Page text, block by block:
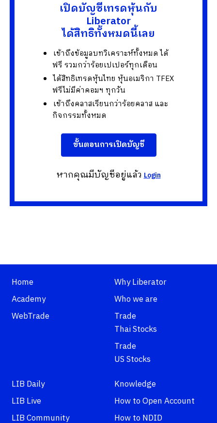
เปิดบัญชีเทรดหุ้นกับ
Liberator
ได้สิทธิทั้งหมดนี้เลย
เข้าถึงข้อมูลบทวิเคราะห์ทั้งหมด ได้
ฟรี รวมกว่าร้อยเปเปอร์ทุกเดือน
ได้สิทธิเทรดหุ้นไทย หุ้นอเมริกา TFEX
ฟรีไม่มีค่าคอมฯ ทุกวัน
เข้าถึงคลาสเรียนกว่าร้อยคลาส และ
กิจกรรมทั้งหมด
ขั้นตอนการเปิดบัญชี
หากคุณมีบัญชีอยู่แล้วLogin
Home
Academy
WebTrade
Why Liberator
Who we are
Trade
Thai Stocks
Trade
US Stocks
LIB Daily
LIB Live
LIB Community
Knowledge
How to Open Account
How to NDID